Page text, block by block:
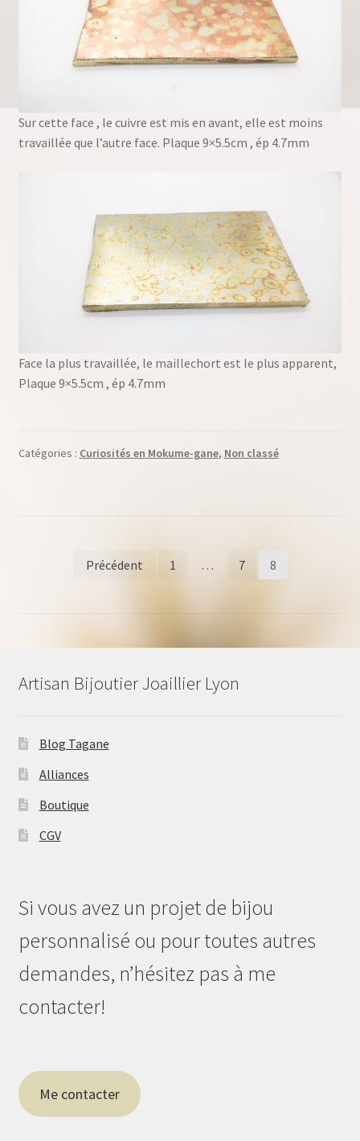
Sur cette face , le cuivre est mis en avant, elle est moins
travaillée que l’autre face. Plaque 9×5.5cm , ép 4.7mm
Face la plus travaillée, le maillechort est le plus apparent,
Plaque 9×5.5cm , ép 4.7mm
Catégories : Curiosités en Mokume-gane, Non classé
Pagination
publications
Précédent 1 … 7 8
Artisan Bijoutier Joaillier Lyon
Blog Tagane
Alliances
Boutique
CGV
Si vous avez un projet de bijou
personnalisé ou pour toutes autres
demandes, n’hésitez pas à me
contacter!
Me contacter